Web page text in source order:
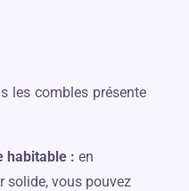
les combles présente
habitable : en
solide, vous pouvez